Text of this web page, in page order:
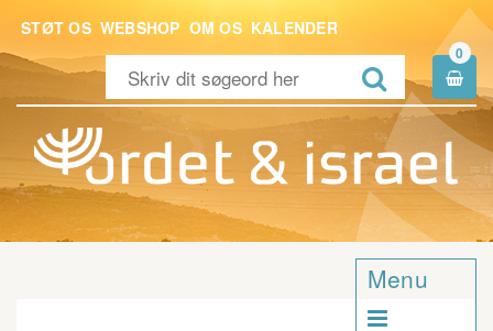
STØT OS WEBSHOP OM OS KALENDER

0

Menu
